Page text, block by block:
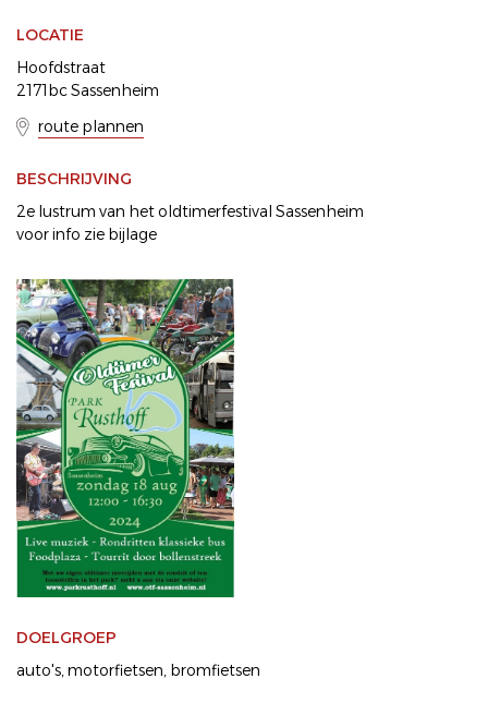
LOCATIE
Hoofdstraat
2171bc Sassenheim
route plannen
BESCHRIJVING
2e lustrum van het oldtimerfestival Sassenheim
voor info zie bijlage
DOELGROEP
auto's motorfietsen bromfietsen